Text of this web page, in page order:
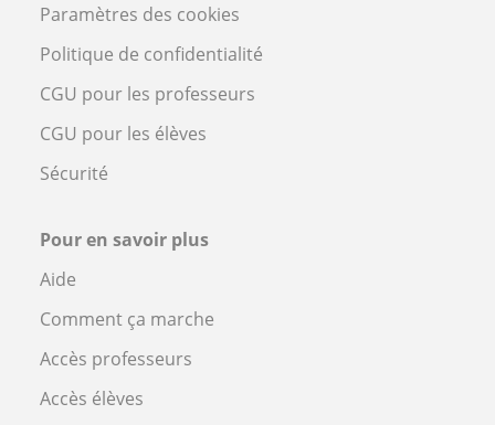
Paramètres des cookies
Politique de confidentialité
CGU pour les professeurs
CGU pour les élèves
Sécurité
Pour en savoir plus
Aide
Comment ça marche
Accès professeurs
Accès élèves